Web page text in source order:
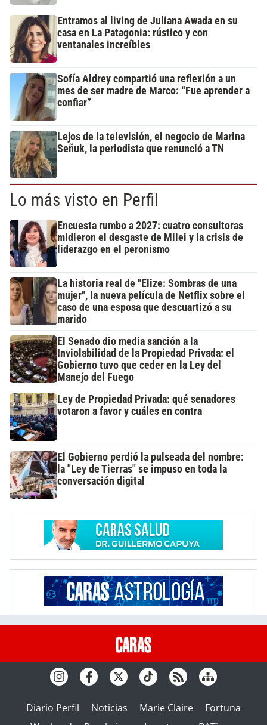
Entramos al living de Juliana Awada en su
casa en La Patagonia: rústico y con
ventanales increíbles
Sofía Aldrey compartió una reflexión a un
mes de ser madre de Marco: “Fue aprender a
confiar”
Lejos de la televisión, el negocio de Marina
Señuk, la periodista que renunció a TN
Lo más visto en Perfil
Encuesta rumbo a 2027: cuatro consultoras
midieron el desgaste de Milei y la crisis de
liderazgo en el peronismo
La historia real de "Elize: Sombras de una
mujer", la nueva película de Netflix sobre el
caso de una esposa que descuartizó a su
marido
El Senado dio media sanción a la
Inviolabilidad de la Propiedad Privada: el
Gobierno tuvo que ceder en la Ley del
Manejo del Fuego
Ley de Propiedad Privada: qué senadores
votaron a favor y cuáles en contra
El Gobierno perdió la pulseada del nombre:
la "Ley de Tierras" se impuso en toda la
conversación digital
Diario Perfil Noticias Marie Claire
Fortuna